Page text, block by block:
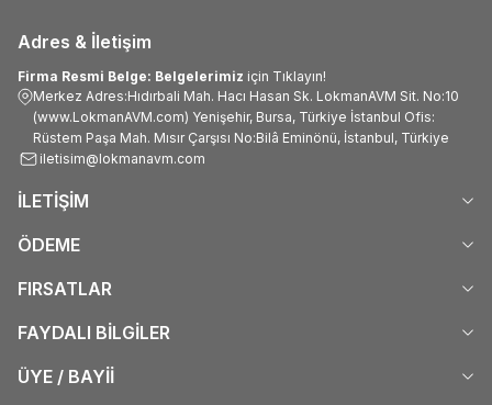
Adres & İletişim
Firma Resmi Belge: Belgelerimiz için Tıklayın!
Merkez Adres:Hıdırbali Mah. Hacı Hasan Sk. LokmanAVM Sit. No:10
(www.LokmanAVM.com) Yenişehir, Bursa, Türkiye İstanbul Ofis:
Rüstem Paşa Mah. Mısır Çarşısı No:Bilâ Eminönü, İstanbul, Türkiye
iletisim@lokmanavm.com
İLETİŞİM
ÖDEME
FIRSATLAR
FAYDALI BİLGİLER
ÜYE / BAYİİ